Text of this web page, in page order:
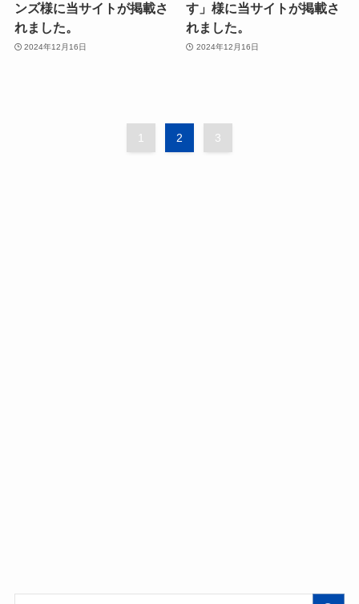
ンズ様に当サイトが掲載さ
れました。
2024年12月16日
す」様に当サイトが掲載さ
れました。
2024年12月16日
1 2 3